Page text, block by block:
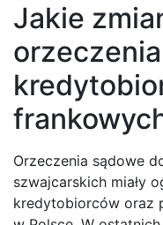
Jakie
Orzeczenia sądowe
szwajcarskich miały
kredytobiorców oraz